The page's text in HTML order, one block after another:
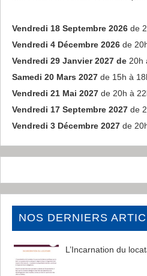
Vendredi 18 Septembre 2026de
Vendredi 4 Décembre 2026de
Vendredi 29 Janvier 2027 de20h
Samedi 20 Mars 2027de 15h à
Vendredi 21 Mai 2027de 20h à
Vendredi 17 Septembre 2027de
Vendredi 3 Décembre 2027de
NOS DERNIERS
L’Incarnation du